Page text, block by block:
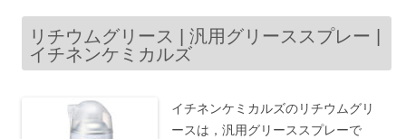
リチウムグリース | 汎用グリーススプレー |
イチネンケミカルズ
イチネンケミカルズのリチウムグリ
ースは，汎用グリーススプレーで